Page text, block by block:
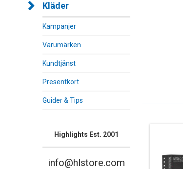
Kläder
Kampanjer
Varumärken
Kundtjänst
Presentkort
Guider & Tips
Highlights Est. 2001
info@hlstore.com